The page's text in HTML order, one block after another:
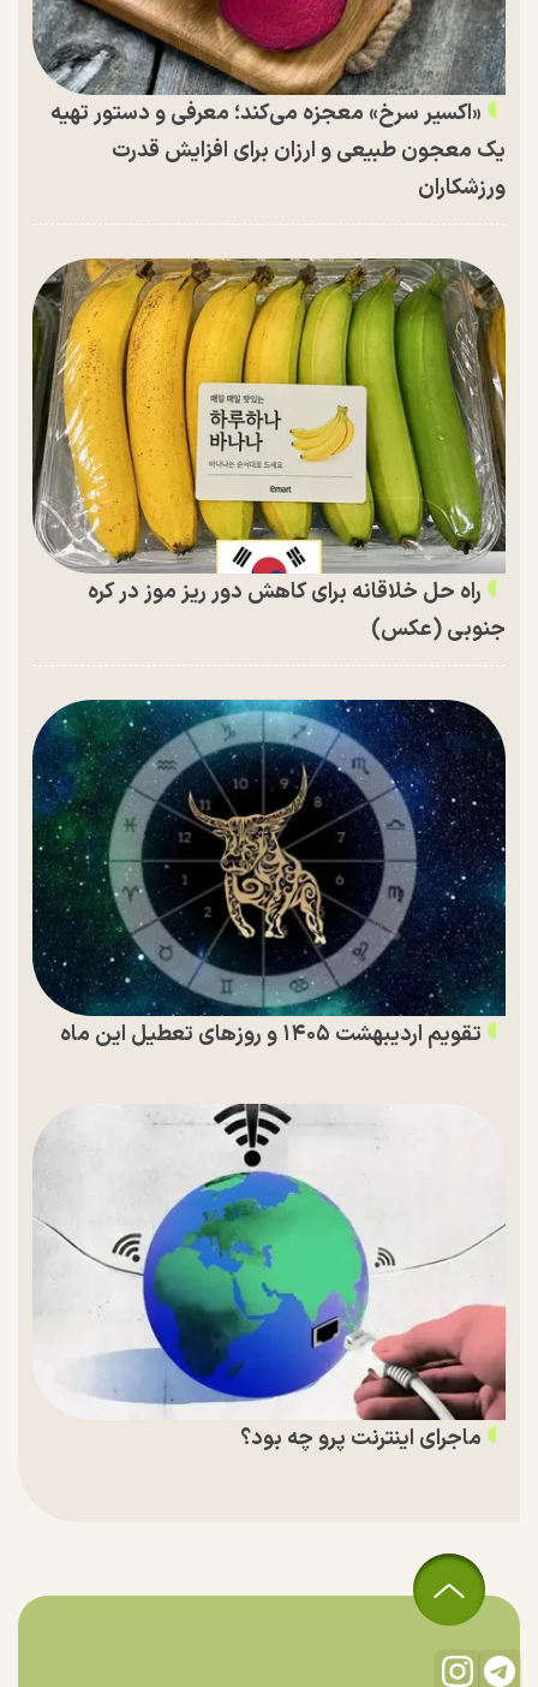
«اکسیر سرخ» معجزه می‌کند؛ معرفی و دستور تهیه
یک معجون طبیعی و ارزان برای افزایش قدرت
ورزشکاران
راه حل خلاقانه برای کاهش دور ریز موز در کره
جنوبی (عکس)
تقویم اردیبهشت ۱۴۰۵ و روز‌های تعطیل این ماه
ماجرای اینترنت پرو چه بود؟